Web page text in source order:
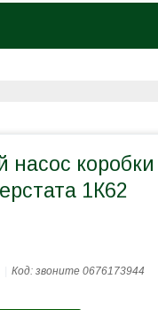
насос
1К62
Код: звоните 0676173944